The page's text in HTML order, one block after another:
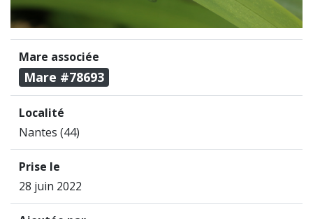
Mare associée
Mare #78693
Localité
Nantes (44)
Prise le
28 juin 2022